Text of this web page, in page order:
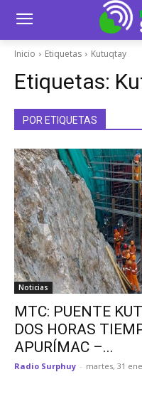
Inicio Etiquetas Kutuqtay
Etiquetas:
POR ETIQUETAS
Noticias
MTC: PUENTE
DOS HORAS
APURÍMAC –...
Radio Surphuy - martes, 31